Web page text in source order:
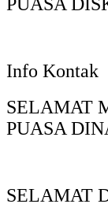
Info Kontak
SELAMAT
PUASA
SELAMAT